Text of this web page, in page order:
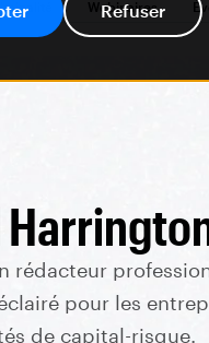
Refuser
Webinaires
rédacteur
pour les
de capital-risque.